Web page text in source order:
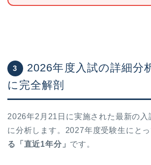
3
2026年度入試の詳細分
に完全解剖
2026年2月21日に実施された最新の入
に分析します。2027年度受験生にとっ
る「直近1年分」 です。